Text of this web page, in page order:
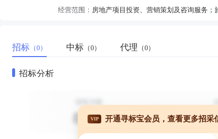
经营范围： 房地产项目投资、营销策划及咨询服务
招标 （0） 中标 （0） 代理 （0）
招标分析
VIP 开通寻标宝会员，查看更多招采